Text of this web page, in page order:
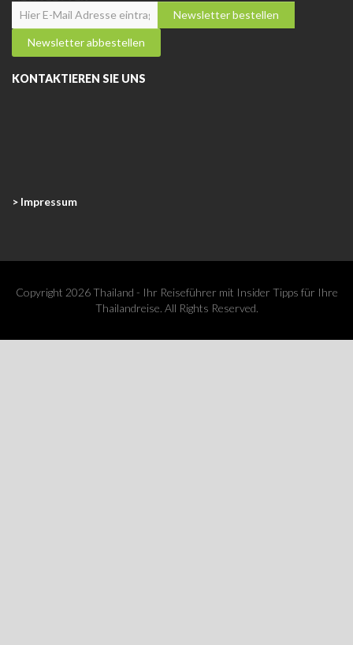
KONTAKTIEREN SIE UNS
> Impressum
Copyright 2026 Thailand - Ihr Reiseführer mit Insider Tipps für Ihre
Thailandreise. All Rights Reserved.